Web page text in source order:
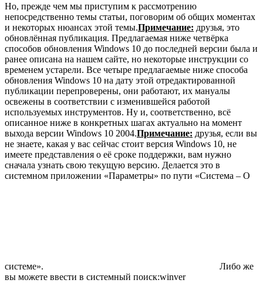
Но, прежде чем мы приступим к рассмотрению
непосредственно темы статьи, поговорим об общих моментах
и некоторых нюансах этой темы.Примечание: друзья, это
обновлённая публикация. Предлагаемая ниже четвёрка
способов обновления Windows 10 до последней версии была и
ранее описана на нашем сайте, но некоторые инструкции со
временем устарели. Все четыре предлагаемые ниже способа
обновления Windows 10 на дату этой отредактированной
публикации перепроверены, они работают, их мануалы
освежены в соответствии с изменившейся работой
используемых инструментов. Ну и, соответственно, всё
описанное ниже в конкретных шагах актуально на момент
выхода версии Windows 10 2004.Примечание: друзья, если вы
не знаете, какая у вас сейчас стоит версия Windows 10, не
имеете представления о её сроке поддержки, вам нужно
сначала узнать свою текущую версию. Делается это в
системном приложении «Параметры» по пути «Система – О
системе».
Либо же
вы можете ввести в системный поиск:winver